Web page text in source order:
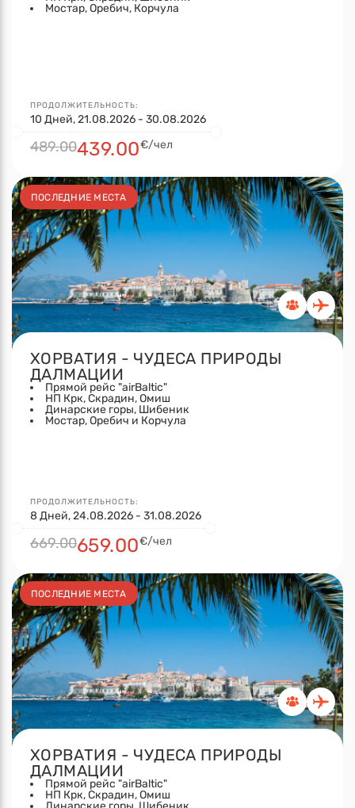
Мостар, Оребич, Корчула
ПРОДОЛЖИТЕЛЬНОСТЬ:
10 Дней, 21.08.2026 - 30.08.2026
489.00439.00€/чел
ПОСЛЕДНИЕ МЕСТА
ХОРВАТИЯ - ЧУДЕСА ПРИРОДЫ
ДАЛМАЦИИ
Прямой рейс "airBaltic"
НП Крк, Скрадин, Омиш
Динарские горы, Шибеник
Мостар, Оребич и Корчула
ПРОДОЛЖИТЕЛЬНОСТЬ:
8 Дней, 24.08.2026 - 31.08.2026
669.00659.00€/чел
ПОСЛЕДНИЕ МЕСТА
ХОРВАТИЯ - ЧУДЕСА ПРИРОДЫ
ДАЛМАЦИИ
Прямой рейс "airBaltic"
НП Крк, Скрадин, Омиш